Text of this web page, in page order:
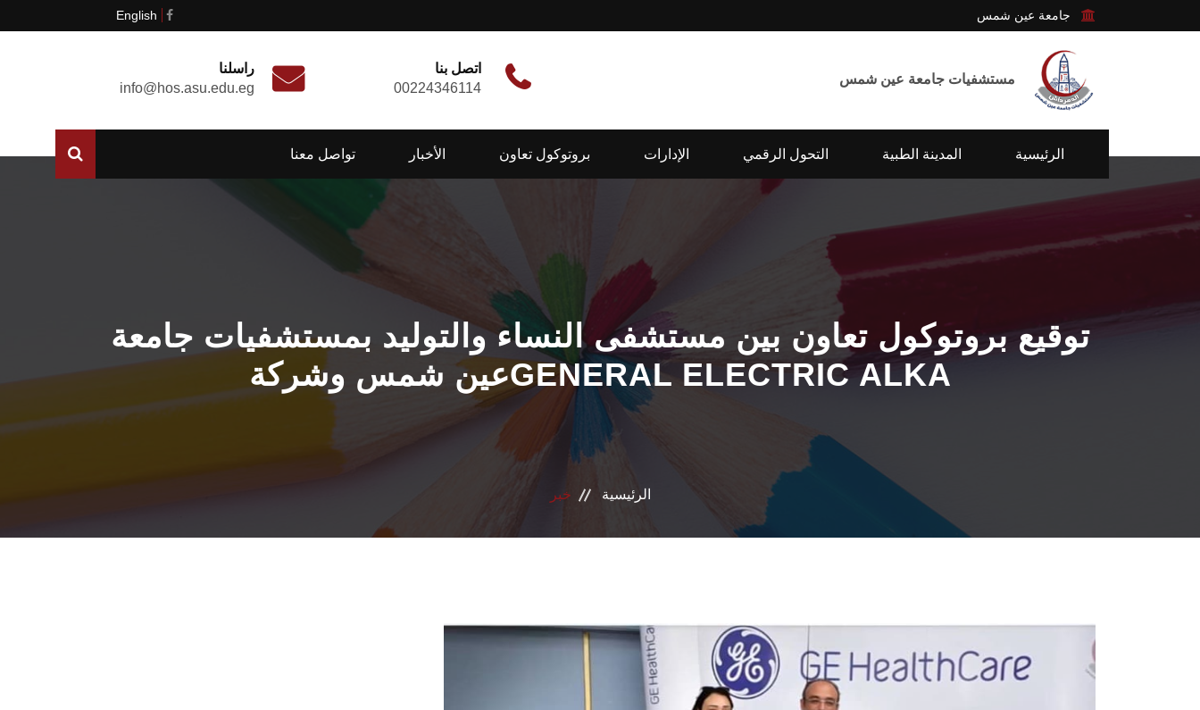
جامعة عين شمس English
اتصل بنا
00224346114
راسلنا
info@hos.asu.edu.eg
الرئيسية المدينة الطبية التحول الرقمي الإدارات بروتوكول تعاون الأخبار تواصل معنا
توقيع بروتوكول تعاون بين مستشفى النساء والتوليد بمستشفيات جامعة
عين شمس وشركةGENERAL ELECTRIC ALKA
الرئيسية خبر